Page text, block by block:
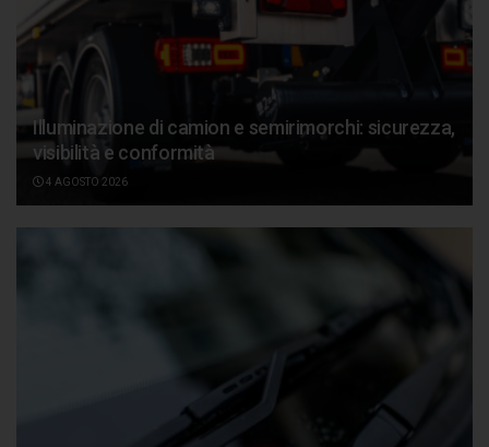
Illuminazione di camion e semirimorchi: sicurezza,
visibilità e conformità
4 AGOSTO 2026